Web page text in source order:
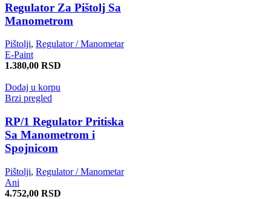
Regulator Za Pištolj Sa
Manometrom
Pištolji, Regulator / Manometar
E-Paint
1.380,00 RSD
Dodaj u korpu
Brzi pregled
RP/1 Regulator Pritiska
Sa Manometrom i
Spojnicom
Pištolji, Regulator / Manometar
Ani
4.752,00 RSD